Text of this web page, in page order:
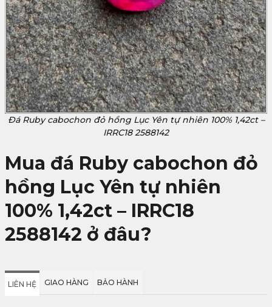
Đá Ruby cabochon đỏ hồng Lục Yên tự nhiên 100% 1,42ct –
IRRC18 2588142
Mua đá Ruby cabochon đỏ
hồng Lục Yên tự nhiên
100% 1,42ct – IRRC18
2588142 ở đâu?
LIÊN HỆ GIAO HÀNG BẢO HÀNH